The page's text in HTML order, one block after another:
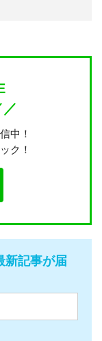
中！
ク！
新記事が届